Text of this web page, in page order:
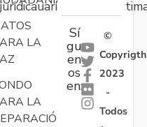
LA
LA
Sí
gu
en
os
en:
©
Copyrigth
2023
-
Todos